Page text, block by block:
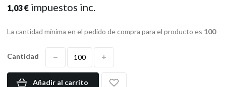
1,03 € impuestos inc.
La cantidad mínima en el pedido de compra para el producto es 100
Cantidad
Añadir al carrito